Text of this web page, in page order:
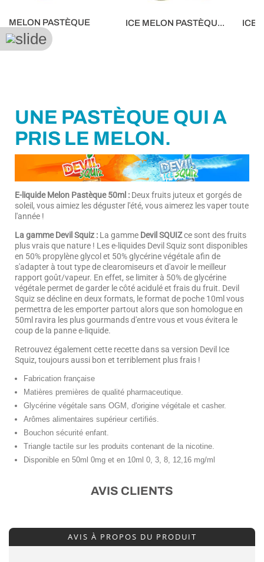
MELON PASTÈQUE
10ML
5,90 €
ICE MELON PASTÈQU... ICE
UNE PASTÈQUE QUI A
PRIS LE MELON.
E-liquide Melon Pastèque 50ml : Deux fruits juteux et gorgés de
soleil, vous aimiez les déguster l'été, vous aimerez les vaper toute
l'année !
La gamme Devil Squiz : La gamme Devil SQUIZce sont des fruits
plus vrais que nature ! Les e-liquides Devil Squiz sont disponibles
en 50% propylène glycol et 50% glycérine végétale afin de
s'adapter à tout type de clearomiseurs et d'avoir le meilleur
rapport goût/vapeur. En effet, se limiter à 50% de glycérine
végétale permet de garder le côté acidulé et frais du fruit. Devil
Squiz se décline en deux formats, le format de poche 10ml vous
permettra de les emporter partout alors que son homologue en
50ml ravira les plus gourmands d'entre vous et vous évitera le
coup de la panne e-liquide.
Retrouvez également cette recette dans sa version Devil Ice
Squiz, toujours aussi bon et terriblement plus frais !
Fabrication française
Matières premières de qualité pharmaceutique.
Glycérine végétale sans OGM, d'origine végétale et casher.
Arômes alimentaires supérieur certifiés.
Bouchon sécurité enfant.
Triangle tactile sur les produits contenant de la nicotine.
Disponible en 50ml 0mg et en 10ml 0, 3, 8, 12,16 mg/ml
AVIS CLIENTS
AVIS À PROPOS DU PRODUIT